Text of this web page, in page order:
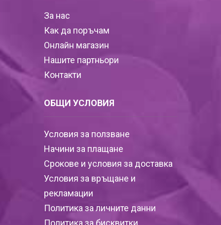
За нас
Как да поръчам
Онлайн магазин
Нашите партньори
Контакти
ОБЩИ УСЛОВИЯ
Условия за ползване
Начини за плащане
Срокове и условия за доставка
Условия за връщане и
рекламации
Политика за личните данни
Политика за бисквитки